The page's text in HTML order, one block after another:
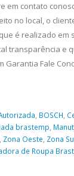
em contato
no local, o
é realizado em
transparência e
Garantia Fale
, BOSCH,
brastemp,
, Zona Oeste, Zona
de Roupa